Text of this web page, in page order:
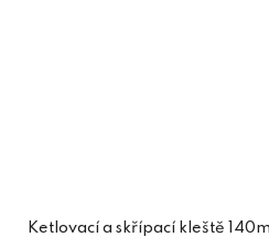
Ketlovací a skřípací kleště